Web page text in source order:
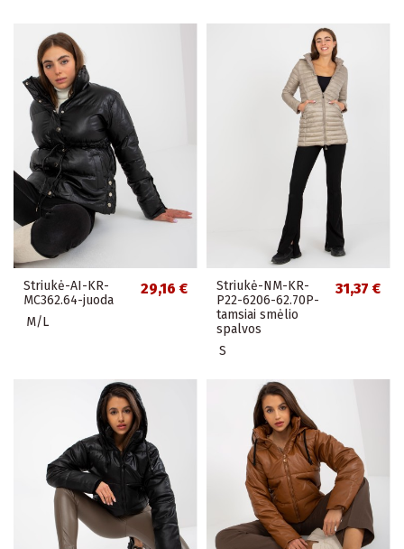
Striukė-AI-KR-
MC362.64-juoda
29,16 €
M/L
Striukė-NM-KR-
P22-6206-62.70P-
tamsiai smėlio
spalvos
31,37 €
S